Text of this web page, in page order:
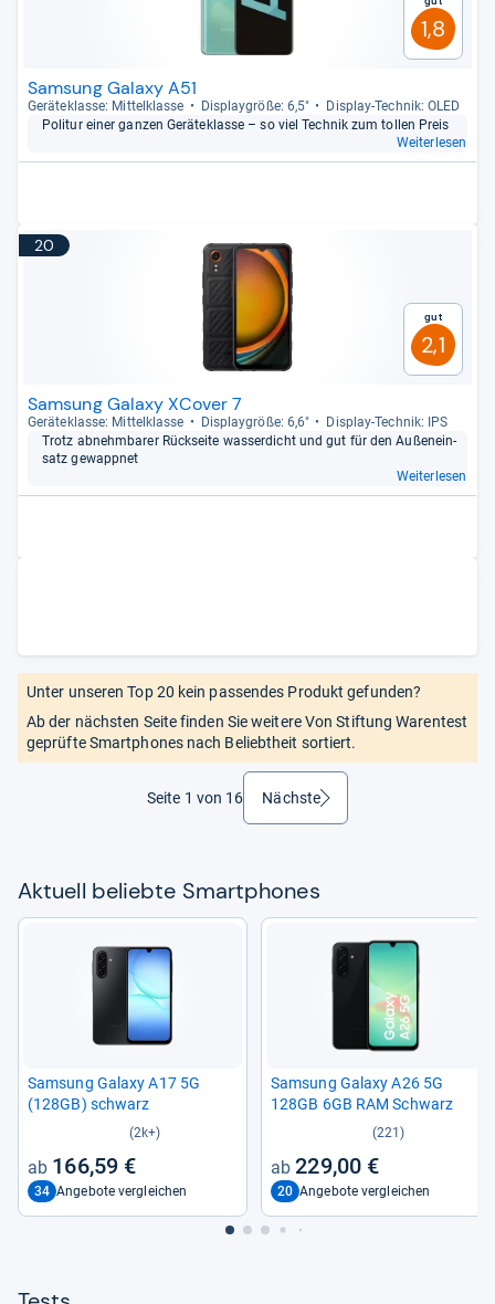
1,8
Samsung Galaxy A51
Gerä­te­klasse: Mit­tel­klasse Dis­play­größe: 6,5"
Dis­play-​Tech­nik: OLED
Poli­tur einer gan­zen Gerä­te­klasse – so viel Tech­nik zum tol­len Preis
Weiterlesen
20
Gut
2,1
Samsung Galaxy XCover 7
Gerä­te­klasse: Mit­tel­klasse Dis­play­größe: 6,6"
Dis­play-​Tech­nik: IPS
Trotz abnehm­ba­rer Rück­seite was­ser­dicht und gut für den Außen­ein­
satz gewapp­net
Weiterlesen
Unter unseren Top 20 kein passendes Produkt gefunden?
Ab der nächsten Seite finden Sie weitere Von Stiftung Warentest
geprüfte Smartphones nach Beliebtheit sortiert.
Seite 1 von 16 Nächsteweiter
Aktu­ell beliebte Smart­pho­nes
Sam­sung Galaxy A17 5G
(128GB) schwarz
(2k+)
166,59 €
34 Angebote vergleichen
Sam­sung Galaxy A26 5G
128GB 6GB RAM Schwarz
(221)
229,00 €
20 Angebote vergleichen